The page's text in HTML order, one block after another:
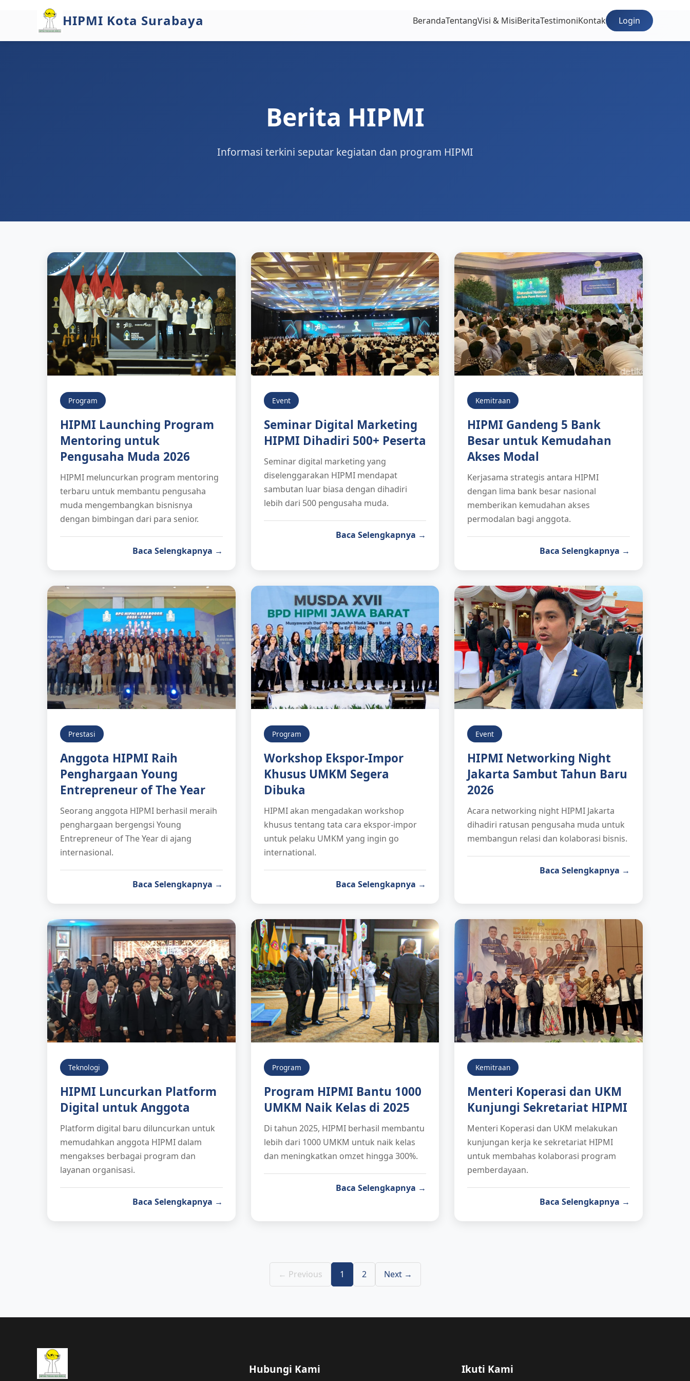
HIPMI Kota Surabaya BerandaTentangVisi & MisiBeritaTestimoniKontak Login
Berita HIPMI
Informasi terkini seputar kegiatan dan program HIPMI
Program
HIPMI Launching Program
Mentoring untuk
Pengusaha Muda 2026
HIPMI meluncurkan program mentoring
terbaru untuk membantu pengusaha
muda mengembangkan bisnisnya
dengan bimbingan dari para senior.
Baca Selengkapnya →
Event
Seminar Digital Marketing
HIPMI Dihadiri 500+ Peserta
Seminar digital marketing yang
diselenggarakan HIPMI mendapat
sambutan luar biasa dengan dihadiri
lebih dari 500 pengusaha muda.
Baca Selengkapnya →
Kemitraan
HIPMI Gandeng 5 Bank
Besar untuk Kemudahan
Akses Modal
Kerjasama strategis antara HIPMI
dengan lima bank besar nasional
memberikan kemudahan akses
permodalan bagi anggota.
Baca Selengkapnya →
Prestasi
Anggota HIPMI Raih
Penghargaan Young
Entrepreneur of The Year
Seorang anggota HIPMI berhasil meraih
penghargaan bergengsi Young
Entrepreneur of The Year di ajang
internasional.
Baca Selengkapnya →
Program
Workshop Ekspor-Impor
Khusus UMKM Segera
Dibuka
HIPMI akan mengadakan workshop
khusus tentang tata cara ekspor-impor
untuk pelaku UMKM yang ingin go
international.
Baca Selengkapnya →
Event
HIPMI Networking Night
Jakarta Sambut Tahun Baru
2026
Acara networking night HIPMI Jakarta
dihadiri ratusan pengusaha muda untuk
membangun relasi dan kolaborasi bisnis.
Baca Selengkapnya →
Teknologi
HIPMI Luncurkan Platform
Digital untuk Anggota
Platform digital baru diluncurkan untuk
memudahkan anggota HIPMI dalam
mengakses berbagai program dan
layanan organisasi.
Baca Selengkapnya →
Program
Program HIPMI Bantu 1000
UMKM Naik Kelas di 2025
Di tahun 2025, HIPMI berhasil membantu
lebih dari 1000 UMKM untuk naik kelas
dan meningkatkan omzet hingga 300%.
Baca Selengkapnya →
Kemitraan
Menteri Koperasi dan UKM
Kunjungi Sekretariat HIPMI
Menteri Koperasi dan UKM melakukan
kunjungan kerja ke sekretariat HIPMI
untuk membahas kolaborasi program
pemberdayaan.
Baca Selengkapnya →
← Previous 1 2 Next →
Hubungi Kami Ikuti Kami